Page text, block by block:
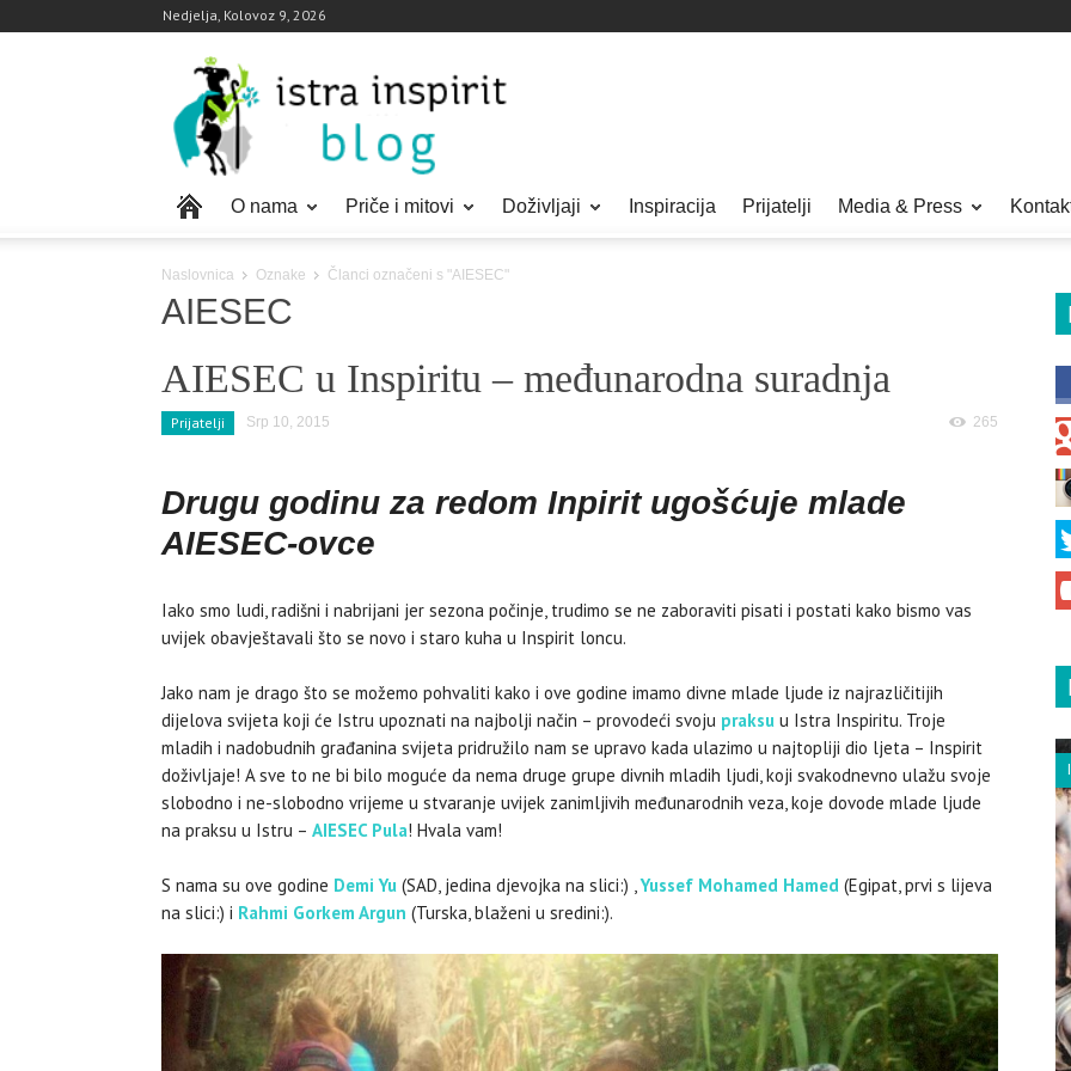
Nedjelja, Kolovoz 9, 2026
O nama Priče i mitovi Doživljaji Inspiracija Prijatelji Media & Press
Naslovnica Oznake Članci označeni s "AIESEC"
AIESEC
AIESEC u Inspiritu – međunarodna suradnja
Prijatelji Srp 10, 2015 265
Drugu godinu za redom Inpirit ugošćuje mlade
AIESEC-ovce
Iako smo ludi, radišni i nabrijani jer sezona počinje, trudimo se ne zaboraviti pisati i postati kako bismo vas
uvijek obavještavali što se novo i staro kuha u Inspirit loncu.
Jako nam je drago što se možemo pohvaliti kako i ove godine imamo divne mlade ljude iz najrazličitijih
dijelova svijeta koji će Istru upoznati na najbolji način – provodeći svoju praksu u Istra Inspiritu. Troje
mladih i nadobudnih građanina svijeta pridružilo nam se upravo kada ulazimo u najtopliji dio ljeta – Inspirit
doživljaje! A sve to ne bi bilo moguće da nema druge grupe divnih mladih ljudi, koji svakodnevno ulažu svoje
slobodno i ne-slobodno vrijeme u stvaranje uvijek zanimljivih međunarodnih veza, koje dovode mlade ljude
na praksu u Istru – AIESEC Pula! Hvala vam!
S nama su ove godine Demi Yu (SAD, jedina djevojka na slici:) ,Yussef Mohamed Hamed (Egipat, prvi s lijeva
na slici:) i Rahmi Gorkem Argun (Turska, blaženi u sredini:).
Inspiracija Pro 19, 2016
Priče i mitovi Pro 22, 2014